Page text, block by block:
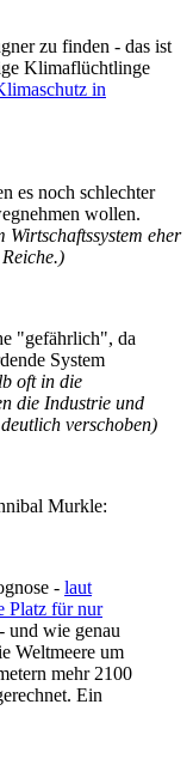
zu finden - das ist
Klimaflüchtlinge
in
es noch schlechter
wollen.
Wirtschaftssystem eher
"gefährlich", da
System
oft in die
die Industrie und
verschoben)
Murkle:
- laut
Platz für nur
- und wie genau
Weltmeere um
mehr 2100
Ein